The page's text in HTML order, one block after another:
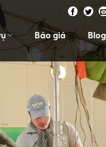
Báo giá Blog